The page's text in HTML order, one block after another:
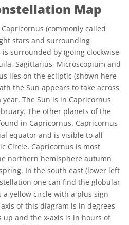
Map
(commonly called
stars and surrounding
surrounded by (going clockwise
Sagittarius, Microscopium and
lies on the ecliptic (shown here
the Sun appears to take across
The Sun is in Capricornus
The other planets of the
in Capricornus. Capricornus
equator and is visible to all
Circle. Capricornus is most
northern hemisphere autumn
In the south east (lower left
one can find the globular
a yellow circle with a plus sign
of this diagram is in degrees
and the x-axis is in hours of